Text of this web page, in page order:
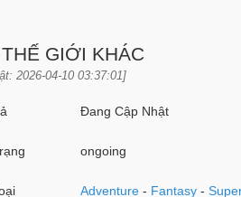
GIỚI KHÁC
2026-04-10 03:37:01]
Đang Cập Nhật
ongoing
Adventure - Fantasy -